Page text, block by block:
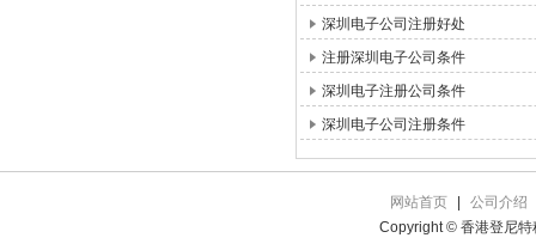
深圳电子公司注册好处
注册深圳电子公司条件
深圳电子注册公司条件
深圳电子公司注册条件
网站首页
公司介绍
Copyright © 香港登尼特